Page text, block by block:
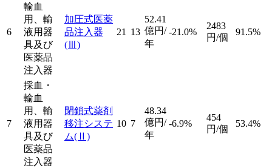
6
輸血
用、輸
液用器
具及び
医薬品
注入器
加圧式医薬
品注入器
(Ⅲ)
21 13
52.41
億円/
年
-21.0%
2483
円/個
91.5%
7
採血・
輸血
用、輸
液用器
具及び
医薬品
注入器
閉鎖式薬剤
移注システ
ム(Ⅱ)
10 7
48.34
億円/
年
-6.9%
454
円/個
53.4%